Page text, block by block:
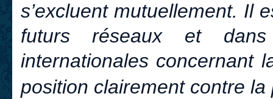
s’excluent mutuellement. Il
futurs réseaux et
internationales concernant
position clairement contre